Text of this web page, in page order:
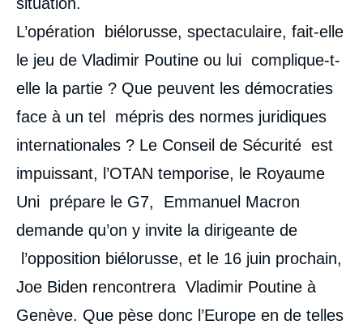
L’opération biélorusse, spectaculaire, fait-elle
le jeu de Vladimir Poutine ou lui complique-t-
elle la partie ? Que peuvent les démocraties
face à un tel mépris des normes juridiques
internationales ? Le Conseil de Sécurité est
impuissant, l’OTAN temporise, le Royaume
Uni prépare le G7, Emmanuel Macron
demande qu’on y invite la dirigeante de
l’opposition biélorusse, et le 16 juin prochain,
Joe Biden rencontrera Vladimir Poutine à
Genève. Que pèse donc l’Europe en de telles